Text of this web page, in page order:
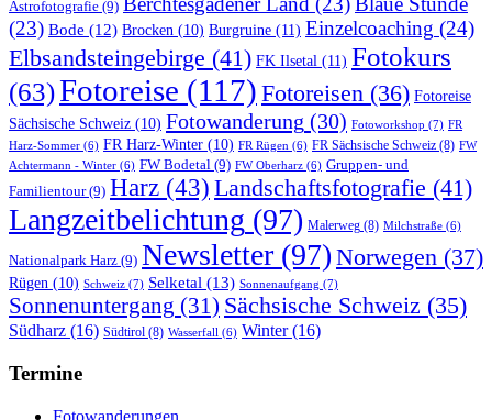
Astrofotografie (9)
(23) Bode (12) Brocken (10) Burgruine (11) Einzelcoaching (24)
Elbsandsteingebirge (41) FK Ilsetal (11) Fotokurs
(63)Fotoreise (117) Fotoreisen (36) Fotoreise
Sächsische Schweiz (10) Fotowanderung (30) Fotoworkshop (7) FR
Harz-Sommer (6) FR Harz-Winter (10) FR Rügen (6) FR Sächsische Schweiz (8) FW
Achtermann - Winter (6) FW Bodetal (9) FW Oberharz (6) Gruppen- und
Familientour(9) Harz (43) Landschaftsfotografie (41)
Langzeitbelichtung (97) Malerweg (8) Milchstraße (6)
Nationalpark Harz (9) Newsletter (97) Norwegen (37)
Rügen (10) Schweiz (7) Selketal (13) Sonnenaufgang (7)
Sonnenuntergang (31) Sächsische Schweiz (35)
Südharz (16) Südtirol (8) Wasserfall (6) Winter(16)
Termine